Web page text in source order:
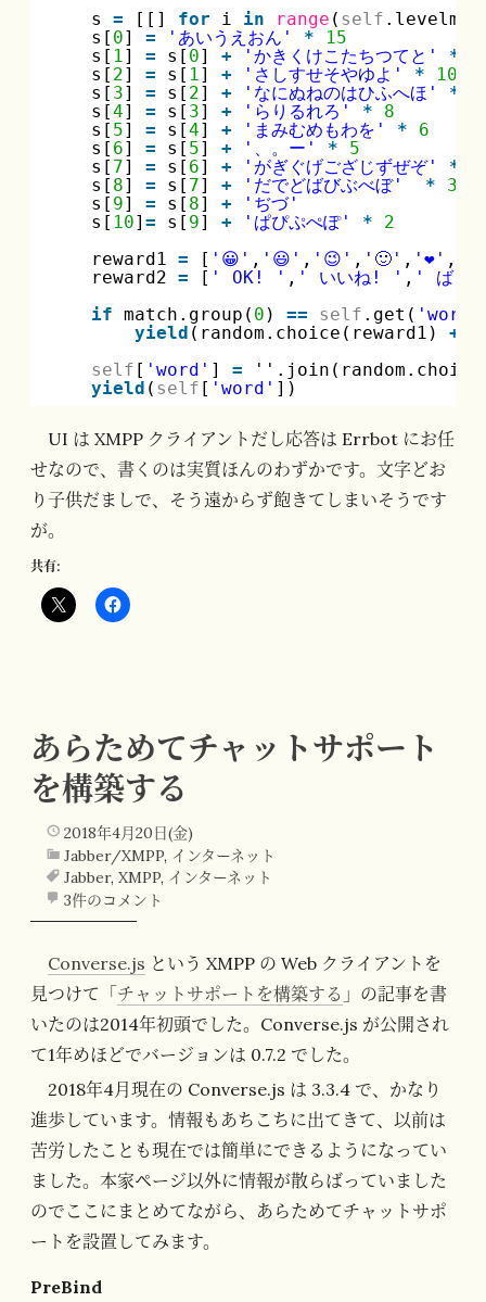
s = [[] for i in range ( self .levelmax
s[ 0] = 'あいうえおん' *
15
s[ 1] = s[ 0] + 'かきくけこたちつてと' *
s[ 2] = s[ 1] + 'さしすせそやゆよ' *
10
s[ 3] = s[ 2] + 'なにぬねのはひふへほ' *
s[4] = s[ 3] + 'らりるれろ' *
8
s[ 5] = s[4] + 'まみむめもわを' *
6
s[ 6] = s[ 5] + '、。ー' *
5
s[ 7] = s[ 6] + 'がぎぐげござじずぜぞ' *
s[ 8] = s[ 7] + 'だでどばびぶべぼ' *
3
s[ 9] = s[ 8] +
'ぢづ'
s[ 10] = s[ 9] + 'ぱぴぷぺぽ' *
2
reward1 = [ '😀' , '😃' , '😉' , '🙂' , '❤' ,
reward2 = [ ' OK! ' , ' いいね! ' , ' ばっ
if match.group( 0 ) == self .get( 'word'
yield (random.choice(reward1) +
self [ 'word' ] =
yield ( self [ 'word' ])
UI は XMPP クライアントだし応答は Errbot にお任
せなので、書くのは実質ほんのわずかです。文字どお
り子供だましで、そう遠からず飽きてしまいそうです
が。
共有:
あらためてチャットサポート
を構築する
2018年4月20日(金)
Jabber/XMPP, インターネット
Jabber, XMPP, インターネット
3件のコメント
Converse.js という XMPP の Web クライアントを
見つけて「 チャットサポートを構築する 」の記事を書
いたのは2014年初頭でした。Converse.js が公開され
て1年めほどでバージョンは 0.7.2 でした。
2018年4月現在の Converse.js は 3.3.4 で、かなり
進歩しています。情報もあちこちに出てきて、以前は
苦労したことも現在では簡単にできるようになってい
ました。本家ページ以外に情報が散らばっていました
のでここにまとめてながら、あらためてチャットサポ
ートを設置してみます。
PreBind